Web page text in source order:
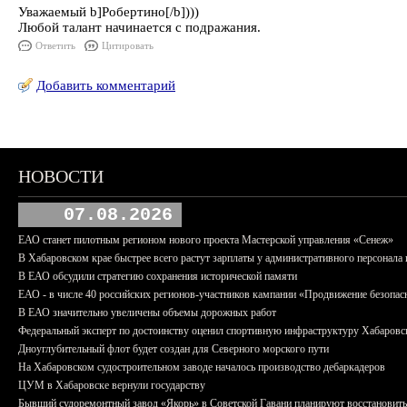
Уважаемый b]Робертино[/b])))
Любой талант начинается с подражания.
Ответить Цитировать
Добавить комментарий
НОВОСТИ
07.08.2026
ЕАО станет пилотным регионом нового проекта Мастерской управления «Сенеж»
В Хабаровском крае быстрее всего растут зарплаты у административного персонала
В ЕАО обсудили стратегию сохранения исторической памяти
ЕАО - в числе 40 российских регионов-участников кампании «Продвижение
В ЕАО значительно увеличены объемы дорожных работ
Федеральный эксперт по достоинству оценил спортивную инфраструктуру
Дноуглубительный флот будет создан для Северного морского пути
На Хабаровском судостроительном заводе началось производство дебаркадеров
ЦУМ в Хабаровске вернули государству
Бывший судоремонтный завод «Якорь» в Советской Гавани планируют восстановить